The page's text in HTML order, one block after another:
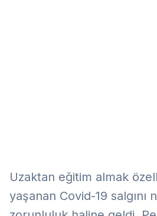
Uzaktan eğitim almak
yaşanan Covid-19 salgını